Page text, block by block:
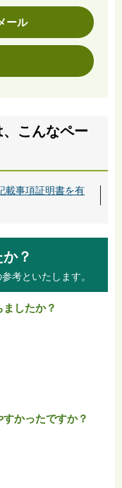
ール
こんなペー
載事項証明書を有
？
考といたします。
したか？
かったですか？